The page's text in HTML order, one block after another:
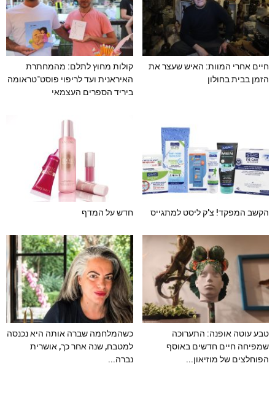
חיים אחרי המוות: האיש שעצר את
הזמן בבית בחולון
קולות מחוץ לתלם: מהמחתרת
האיראנית ועד לריפוי פוסט־טראומה
ביריד הספרים העצמאי
הקשב המפקד! צ'ק ליסט למתגייס חדש על המדף
טבע עוטה אופנה: התערוכה
שמפיחה חיים חדשים באוסף
הפוחלצים של מוזיאון...
כשהמלחמה שברה אותה היא נכנסה
למטבח, שנה אחר כך, אושרית
נברה...